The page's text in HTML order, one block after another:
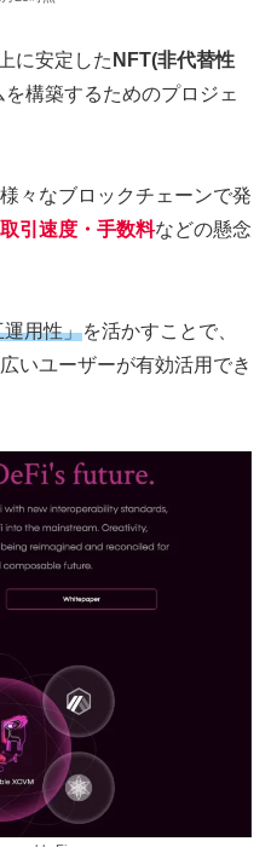
に安定した NFT(非代替性
構築するためのプロジェ
々なブロックチェーンで発
取引速度・手数料などの懸念
用性」を活かすことで、
いユーザーが有効活用でき